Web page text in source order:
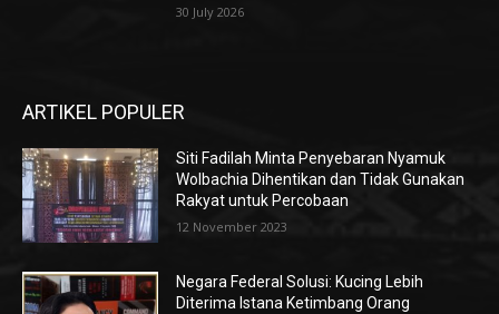
30 July 2026
ARTIKEL POPULER
Siti Fadilah Minta Penyebaran Nyamuk
Wolbachia Dihentikan dan Tidak Gunakan
Rakyat untuk Percobaan
12 November 2023
Negara Federal Solusi: Kucing Lebih
Diterima Istana Ketimbang Orang